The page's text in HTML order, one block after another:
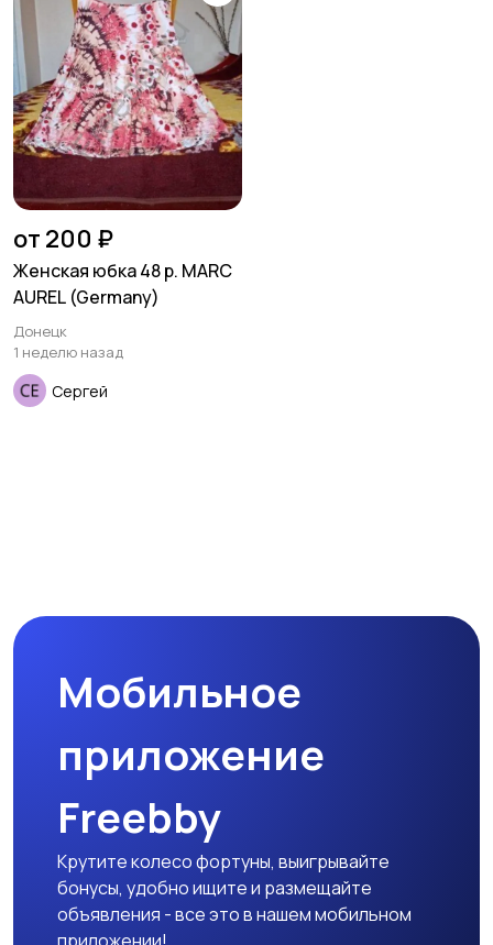
Трикотаж
Футболки и топы
Другая женская
одежда
от 200 ₽
Женская юбка 48 р. MARC
AUREL (Germany)
Донецк
1 неделю назад
Сергей
Мобильное
приложение
Freebby
Крутите колесо фортуны, выигрывайте
бонусы, удобно ищите и размещайте
объявления - все это в нашем мобильном